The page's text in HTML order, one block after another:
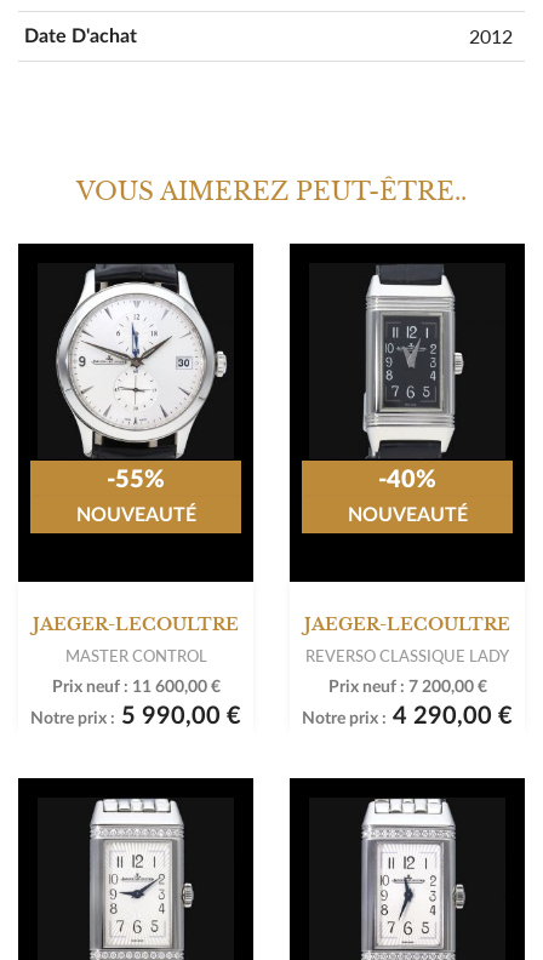
Date D'achat 2012
VOUS AIMEREZ PEUT-ÊTRE..
JAEGER-LECOULTRE
MASTER CONTROL
Prix neuf : 11 600,00 €
Notre prix : 5 990,00 €
-55%
NOUVEAUTÉ
JAEGER-LECOULTRE
REVERSO CLASSIQUE LADY
Prix neuf : 7 200,00 €
Notre prix : 4 290,00 €
-40%
NOUVEAUTÉ